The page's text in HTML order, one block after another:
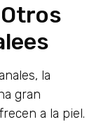
la
gran
a la piel.